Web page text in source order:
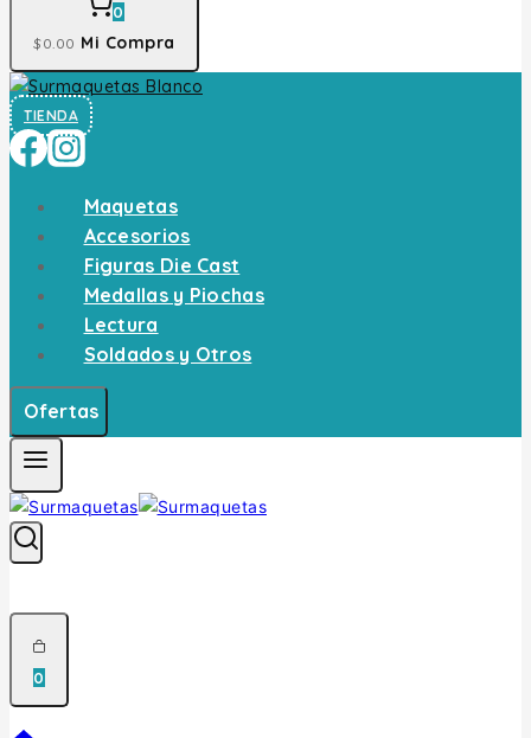
0
$0 .00 Mi Compra
TIENDA
Maquetas
Accesorios
Figuras Die Cast
Medallas y Piochas
Lectura
Soldados y Otros
Ofertas
0